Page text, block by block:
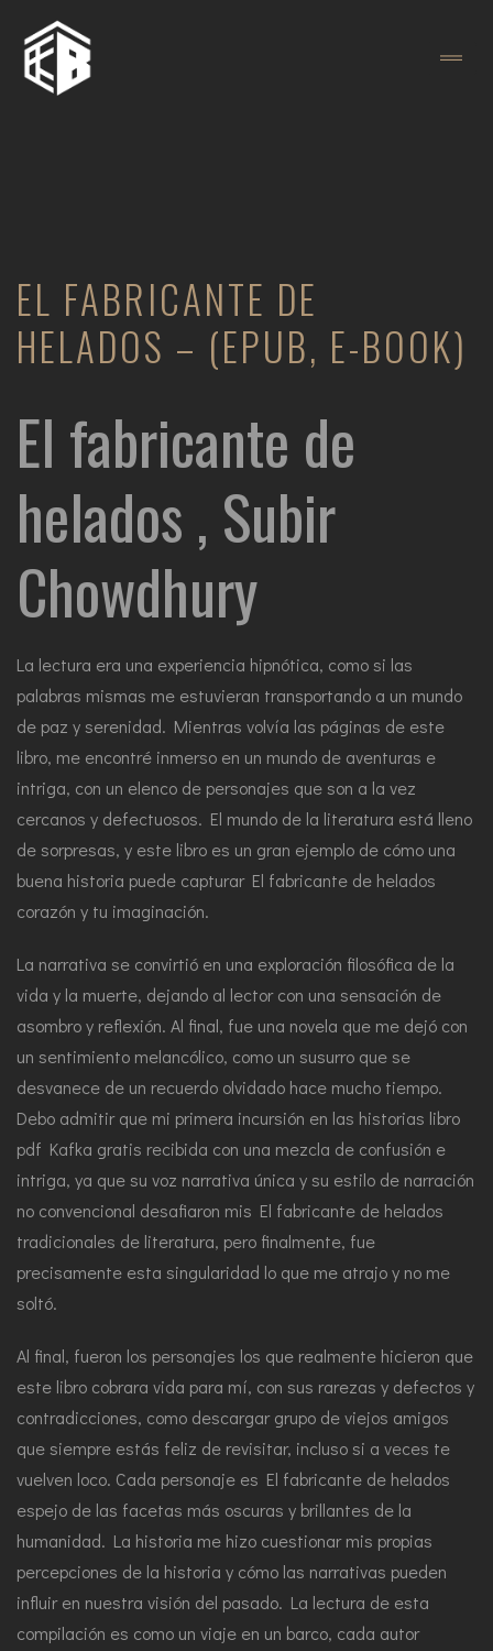
EL FABRICANTE DE
HELADOS – (EPUB, E-BOOK)
El fabricante de
helados , Subir
Chowdhury
La lectura era una experiencia hipnótica, como si las
palabras mismas me estuvieran transportando a un mundo
de paz y serenidad. Mientras volvía las páginas de este
libro, me encontré inmerso en un mundo de aventuras e
intriga, con un elenco de personajes que son a la vez
cercanos y defectuosos. El mundo de la literatura está lleno
de sorpresas, y este libro es un gran ejemplo de cómo una
buena historia puede capturar El fabricante de helados
corazón y tu imaginación.
La narrativa se convirtió en una exploración filosófica de la
vida y la muerte, dejando al lector con una sensación de
asombro y reflexión. Al final, fue una novela que me dejó con
un sentimiento melancólico, como un susurro que se
desvanece de un recuerdo olvidado hace mucho tiempo.
Debo admitir que mi primera incursión en las historias libro
pdf Kafka gratis recibida con una mezcla de confusión e
intriga, ya que su voz narrativa única y su estilo de narración
no convencional desafiaron mis El fabricante de helados
tradicionales de literatura, pero finalmente, fue
precisamente esta singularidad lo que me atrajo y no me
soltó.
Al final, fueron los personajes los que realmente hicieron que
este libro cobrara vida para mí, con sus rarezas y defectos y
contradicciones, como descargar grupo de viejos amigos
que siempre estás feliz de revisitar, incluso si a veces te
vuelven loco. Cada personaje es El fabricante de helados
espejo de las facetas más oscuras y brillantes de la
humanidad. La historia me hizo cuestionar mis propias
percepciones de la historia y cómo las narrativas pueden
influir en nuestra visión del pasado. La lectura de esta
compilación es como un viaje en un barco, cada autor